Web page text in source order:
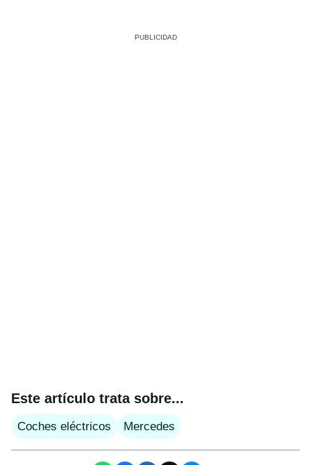
Este artículo trata sobre...
Coches eléctricos Mercedes